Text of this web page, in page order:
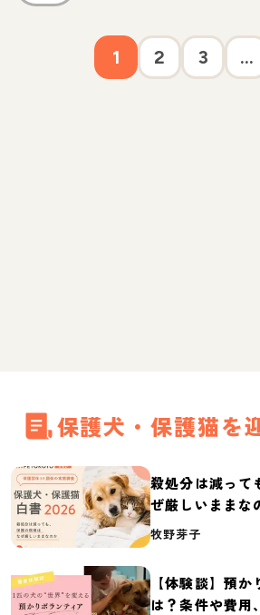
1 2 3 ...
保護犬・保護猫を
殺処分は減って
ぜ厳しいままな
体の実態調査【
牧野芽子
【体験談】預
は？条件や費用